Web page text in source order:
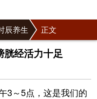
辰养生 正文
胱经活力十足
3～5点，这是我们的